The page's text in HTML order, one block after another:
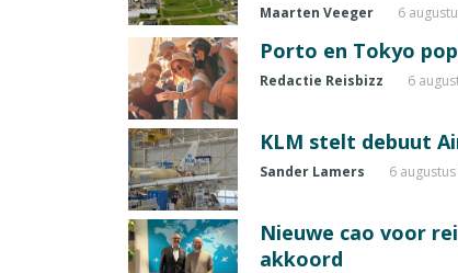
Maarten Veeger 6
Porto en Tokyo
Redactie Reisbizz 6
KLM stelt debuut
Sander Lamers 6
Nieuwe cao voor
akkoord